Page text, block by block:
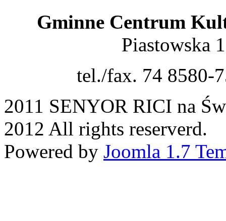
Gminne Centrum
Piastowska
tel./fax. 74 8580-
2011 SENYOR RICI na
2012 All rights reserverd.
Powered by Joomla 1.7